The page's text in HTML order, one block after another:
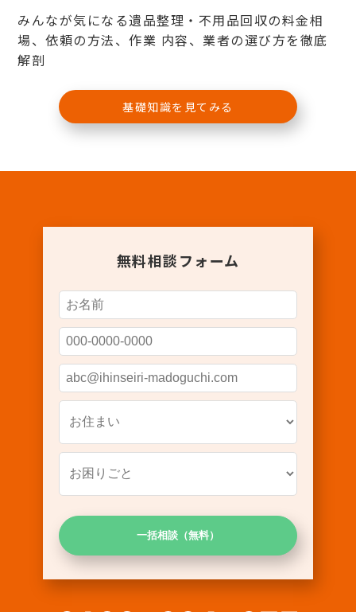
みんなが気になる遺品整理・不用品回収の料金相
場、依頼の方法、作業 内容、業者の選び方を徹底
解剖
基礎知識を見てみる
無料相談フォーム